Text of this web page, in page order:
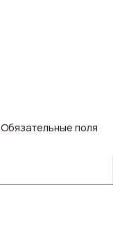
Обязательные поля